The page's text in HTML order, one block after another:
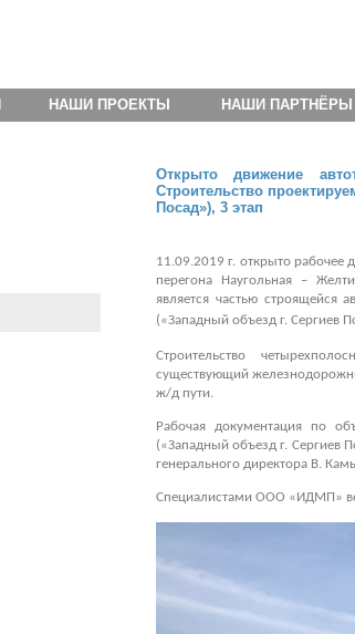
НАШИ ПРОЕКТЫ НАШИ ПАРТНЁРЫ
Открыто движение
Строительство
Посад»), 3 этап
11.09.2019 г. открыто
перегона Наугольная –
является частью
(«Западный объезд г. Сергиев
Строительство
существующий
ж/д пути.
Рабочая документация по
(«Западный объезд г. Сергиев
генерального директора В.
Специалистами ООО «ИДМП»